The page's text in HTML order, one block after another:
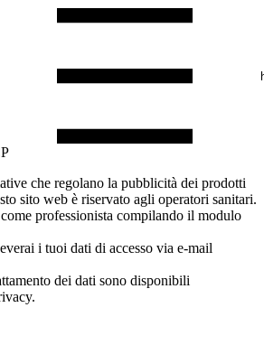
che regolano la pubblicità dei prodotti
sito web è riservato agli operatori sanitari.
professionista compilando il modulo
i tuoi dati di accesso via e-mail
dei dati sono disponibili